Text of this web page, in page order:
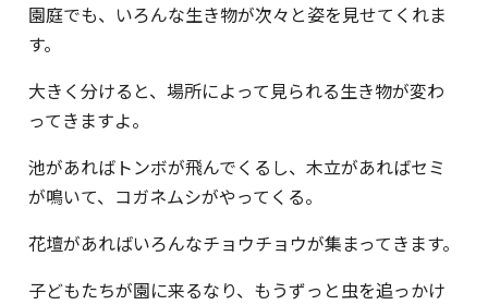
園庭でも、いろんな生き物が次々と姿を見せてくれま
す。
大きく分けると、場所によって見られる生き物が変わ
ってきますよ。
池があればトンボが飛んでくるし、木立があればセミ
が鳴いて、コガネムシがやってくる。
花壇があればいろんなチョウチョウが集まってきます。
子どもたちが園に来るなり、もうずっと虫を追っかけ